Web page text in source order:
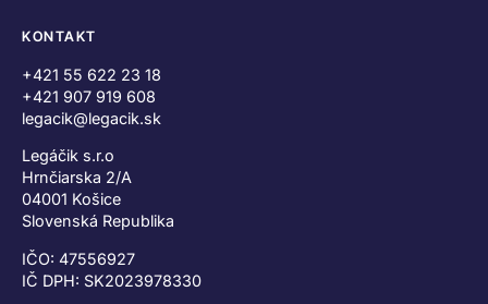
KONTAKT
+421 55 622 23 18
+421 907 919 608
legacik@legacik.sk
Legáčik s.r.o
Hrnčiarska 2/A
04001 Košice
Slovenská Republika
IČO: 47556927
IČ DPH: SK2023978330